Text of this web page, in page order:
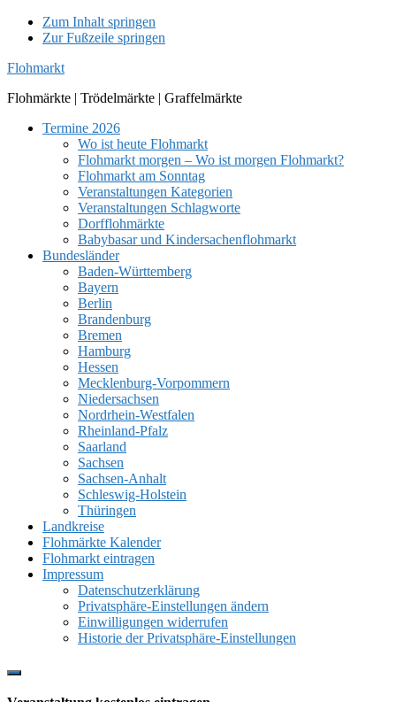
Zum Inhalt springen
Zur Fußzeile springen
Flohmarkt
Flohmärkte | Trödelmärkte | Graffelmärkte
Termine 2026
Wo ist heute Flohmarkt
Flohmarkt morgen – Wo ist morgen Flohmarkt?
Flohmarkt am Sonntag
Veranstaltungen Kategorien
Veranstaltungen Schlagworte
Dorfflohmärkte
Babybasar und Kindersachenflohmarkt
Bundesländer
Baden-Württemberg
Bayern
Berlin
Brandenburg
Bremen
Hamburg
Hessen
Mecklenburg-Vorpommern
Niedersachsen
Nordrhein-Westfalen
Rheinland-Pfalz
Saarland
Sachsen
Sachsen-Anhalt
Schleswig-Holstein
Thüringen
Landkreise
Flohmärkte Kalender
Flohmarkt eintragen
Impressum
Datenschutzerklärung
Privatsphäre-Einstellungen ändern
Einwilligungen widerrufen
Historie der Privatsphäre-Einstellungen
Show